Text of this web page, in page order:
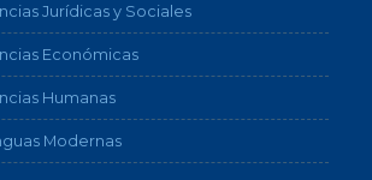
Jurídicas y Sociales
Económicas
Humanas
Modernas